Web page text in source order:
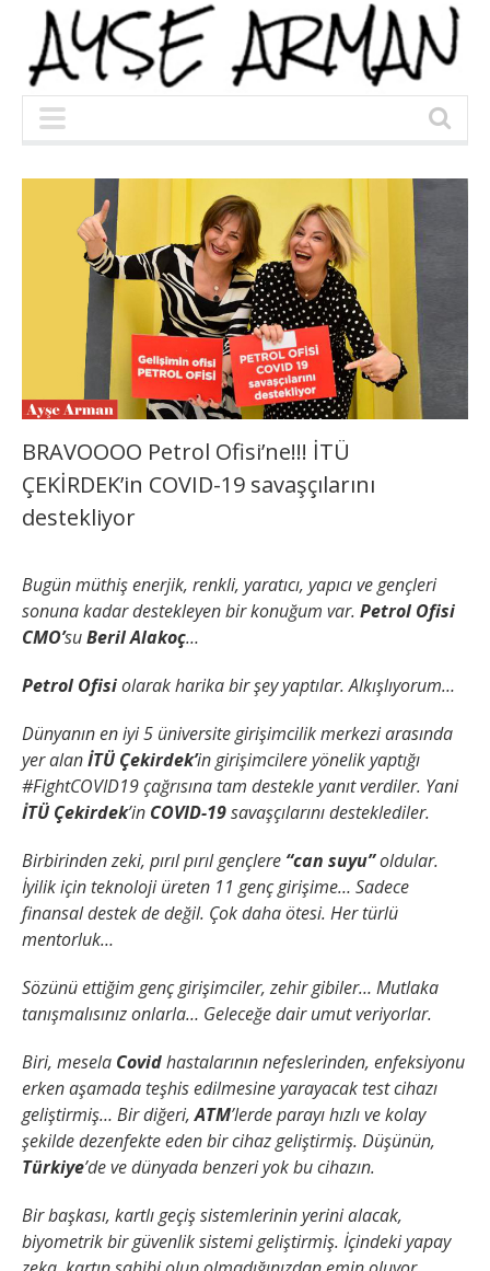
BRAVOOOO Petrol Ofisi’ne!!! İTÜ
ÇEKİRDEK’in COVID-19 savaşçılarını
destekliyor
Bugün müthiş enerjik, renkli, yaratıcı, yapıcı ve gençleri
sonuna kadar destekleyen bir konuğum var. Petrol Ofisi
CMO’suBeril Alakoç…
Petrol Ofisiolarak harika bir şey yaptılar. Alkışlıyorum…
Dünyanın en iyi 5 üniversite girişimcilik merkezi arasında
yer alanİTÜ Çekirdek’in girişimcilere yönelik yaptığı
#FightCOVID19 çağrısına tam destekle yanıt verdiler. Yani
İTÜ Çekirdek’in COVID-19savaşçılarını desteklediler.
Birbirinden zeki, pırıl pırıl gençlere “can suyu”oldular.
İyilik için teknoloji üreten 11 genç girişime… Sadece
finansal destek de değil. Çok daha ötesi. Her türlü
mentorluk…
Sözünü ettiğim genç girişimciler, zehir gibiler… Mutlaka
tanışmalısınız onlarla… Geleceğe dair umut veriyorlar.
Biri, mesela Covidhastalarının nefeslerinden, enfeksiyonu
erken aşamada teşhis edilmesine yarayacak test cihazı
geliştirmiş… Bir diğeri,ATM’lerde parayı hızlı ve kolay
şekilde dezenfekte eden bir cihaz geliştirmiş. Düşünün,
Türkiye’de ve dünyada benzeri yok bu cihazın.
Bir başkası, kartlı geçiş sistemlerinin yerini alacak,
biyometrik bir güvenlik sistemi geliştirmiş. İçindeki yapay